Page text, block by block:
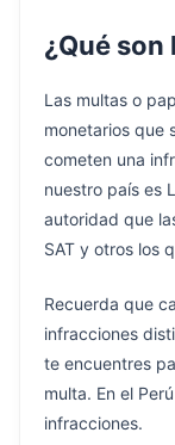
¿Qué
Las multas o
monetarios que
cometen una
nuestro país es
autoridad que
SAT y otros los
Recuerda que
infracciones
te encuentres
multa. En el
infracciones.